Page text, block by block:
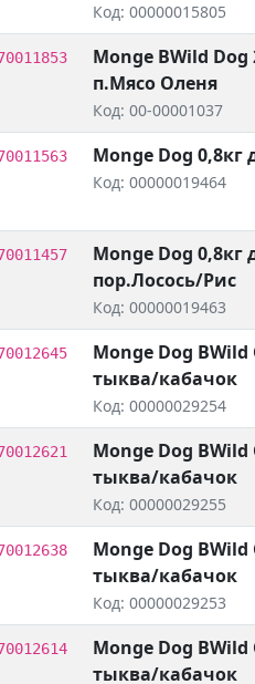
Код: 00000015805
Monge BWild
п.Мясо Оленя
Код: 00-00001037
Monge Dog
Код: 00000019464
Monge Dog
пор.Лосось/Рис
Код: 00000019463
Monge Dog
тыква/кабачок
Код: 00000029254
Monge Dog
тыква/кабачок
Код: 00000029255
Monge Dog
тыква/кабачок
Код: 00000029253
Monge Dog
тыква/кабачок